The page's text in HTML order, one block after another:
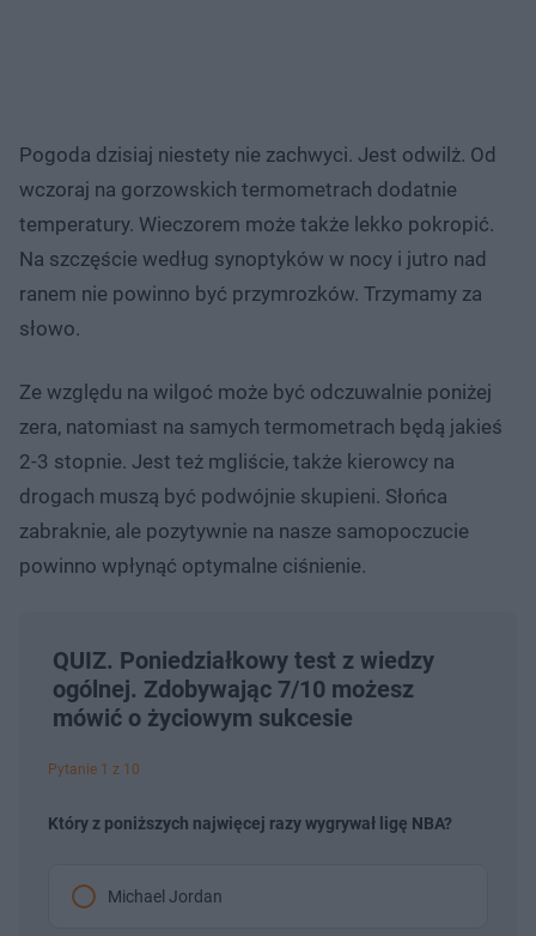
Pogoda dzisiaj niestety nie zachwyci. Jest odwilż. Od
wczoraj na gorzowskich termometrach dodatnie
temperatury. Wieczorem może także lekko pokropić.
Na szczęście według synoptyków w nocy i jutro nad
ranem nie powinno być przymrozków. Trzymamy za
słowo.
Ze względu na wilgoć może być odczuwalnie poniżej
zera, natomiast na samych termometrach będą jakieś
2-3 stopnie. Jest też mgliście, także kierowcy na
drogach muszą być podwójnie skupieni. Słońca
zabraknie, ale pozytywnie na nasze samopoczucie
powinno wpłynąć optymalne ciśnienie.
QUIZ. Poniedziałkowy test z wiedzy
ogólnej. Zdobywając 7/10 możesz
mówić o życiowym sukcesie
Pytanie 1 z 10
Który z poniższych najwięcej razy wygrywał ligę NBA?
Michael Jordan